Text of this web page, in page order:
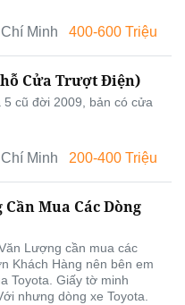
Minh 400-600 Triệu
Cửa Trượt Điện)
cũ đời 2009, bản có cửa
Minh 200-400 Triệu
Mua Các Dòng
Lượng cần mua các
Khách Hàng nên bên em
Toyota. Giấy tờ minh
nhưng dòng xe Toyota.